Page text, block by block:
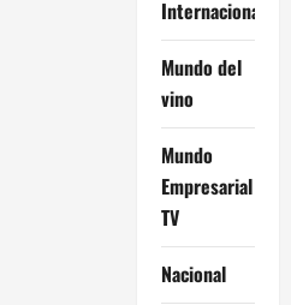
Internacional
Mundo del
vino
Mundo
Empresarial
TV
Nacional